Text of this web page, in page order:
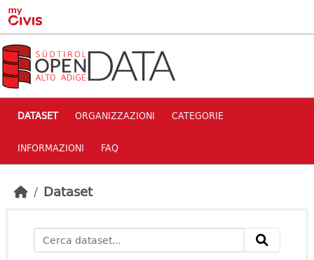
Skip to main content
DATASET ORGANIZZAZIONI CATEGORIE
INFORMAZIONI FAQ
Dataset